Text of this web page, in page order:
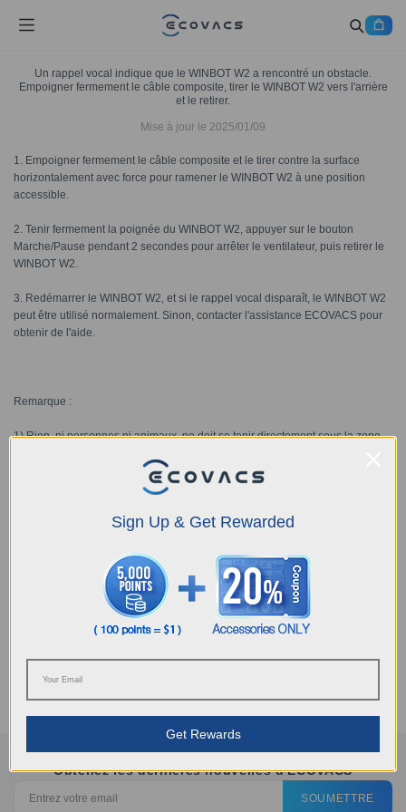
Un rappel vocal indique que le WINBOT W2 a rencontré un obstacle.
Empoigner fermement le câble composite, tirer le WINBOT W2 vers l'arrière
et le retirer.
Mise à jour le 2025/01/09
1. Empoigner fermement le câble composite et le tirer contre la surface
horizontalement avec force pour ramener le WINBOT W2 à une position
accessible.
2. Tenir fermement la poignée du WINBOT W2, appuyer sur le bouton
Marche/Pause pendant 2 secondes pour arrêter le ventilateur, puis retirer le
WINBOT W2.
3. Redémarrer le WINBOT W2, et si le rappel vocal disparaît, le WINBOT W2
peut être utilisé normalement. Sinon, contacter l'assistance ECOVACS pour
obtenir de l'aide.
Remarque :
1) Rien, ni personnes ni animaux, ne doit se tenir directement sous la zone
2) Ne pas placer d'objets de valeur ou fragiles sous la zone d'utilisation du
Cet article vous a-t-il été utile ?
OUI NON
Obtenez les dernières nouvelles d'ECOVACS
SOUMETTRE
Sign Up & Get Rewarded
Get Rewards